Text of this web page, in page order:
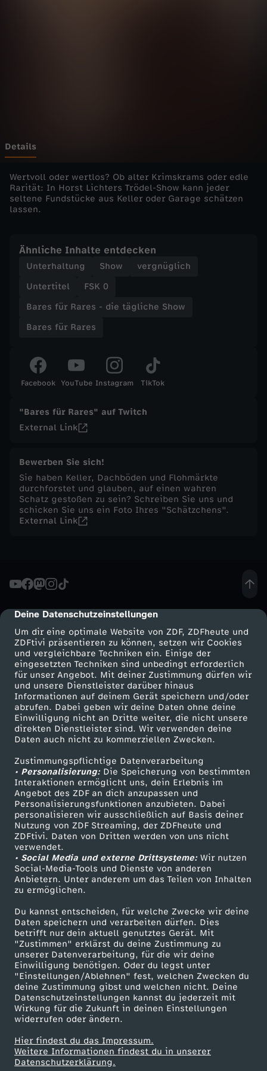
cmp-dialog-description
Deine Datenschutzeinstellungen
Um dir eine optimale Website von ZDF, ZDFheute und
ZDFtivi präsentieren zu können, setzen wir Cookies
und vergleichbare Techniken ein. Einige der
eingesetzten Techniken sind unbedingt erforderlich
für unser Angebot. Mit deiner Zustimmung dürfen wir
und unsere Dienstleister darüber hinaus
Informationen auf deinem Gerät speichern und/oder
abrufen. Dabei geben wir deine Daten ohne deine
Einwilligung nicht an Dritte weiter, die nicht unsere
direkten Dienstleister sind. Wir verwenden deine
Daten auch nicht zu kommerziellen Zwecken.
Zustimmungspflichtige Datenverarbeitung
• Personalisierung:Die Speicherung von bestimmten
Interaktionen ermöglicht uns, dein Erlebnis im
Angebot des ZDF an dich anzupassen und
Personalisierungsfunktionen anzubieten. Dabei
personalisieren wir ausschließlich auf Basis deiner
Nutzung von ZDF Streaming, der ZDFheute und
ZDFtivi. Daten von Dritten werden von uns nicht
verwendet.
• Social Media und externe Drittsysteme:Wir nutzen
Social-Media-Tools und Dienste von anderen
Anbietern. Unter anderem um das Teilen von Inhalten
zu ermöglichen.
Du kannst entscheiden, für welche Zwecke wir deine
Daten speichern und verarbeiten dürfen. Dies
betrifft nur dein aktuell genutztes Gerät. Mit
"Zustimmen" erklärst du deine Zustimmung zu
unserer Datenverarbeitung, für die wir deine
Einwilligung benötigen. Oder du legst unter
"Einstellungen/Ablehnen" fest, welchen Zwecken du
deine Zustimmung gibst und welchen nicht. Deine
Datenschutzeinstellungen kannst du jederzeit mit
Wirkung für die Zukunft in deinen Einstellungen
widerrufen oder ändern.
Hier findest du das Impressum.
Weitere Informationen findest du in unserer
Datenschutzerklärung.
s
-
d
e
t
ä
g
l
i
c
h
e
S
o
w
-
B
a
r
e
s
f
ü
r
R
a
r
e
s
v
Details
Wertvoll oder wertlos? Ob alter Krimskrams oder edle
Rarität: In Horst Lichters Trödel-Show kann jeder
seltene Fundstücke aus Keller oder Garage schätzen
lassen.
Ähnliche Inhalte entdecken
Unterhaltung Show
vergnüglich
Untertitel
FSK 0
Bares für Rares - die tägliche Show
Bares für Rares
Facebook YouTube Instagram TikTok
"Bares für Rares" auf Twitch
External Link
Bewerben Sie sich!
Sie haben Keller, Dachböden und Flohmärkte
durchforstet und glauben, auf einen wahren
Schatz gestoßen zu sein? Schreiben Sie uns und
schicken Sie uns ein Foto Ihres "Schätzchens".
External Link
Mehr ZDF
ZDF-Apps
Smart TV
ZDFtext
Livestreams
Sendungen A-Z
TV-Programm
Service
ZDFmitreden
Kontakt zum ZDF
Tickets
Zuschauerservice
Hilfe
ZDF Unternehmen
Karriere
ZDF goes Schule
Werbefernsehen
Mainzelmännchen
Partner